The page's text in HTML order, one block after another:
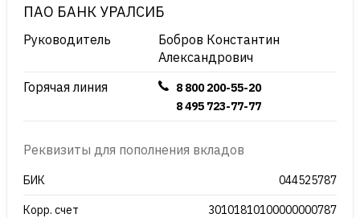
ПАО БАНК УРАЛСИБ
Руководитель
Бобров Константин
Александрович
Горячая линия
8 800 200-55-20
8 495 723-77-77
Реквизиты для пополнения вкладов
БИК 044525787
Корр. счет 30101810100000000787